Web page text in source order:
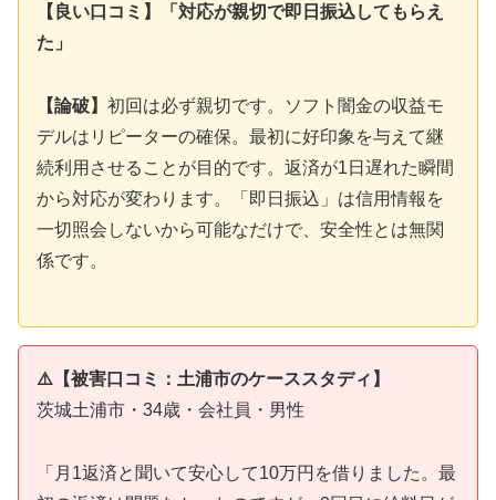
【良い口コミ】「対応が親切で即日振込してもらえ
た」
【論破】 初回は必ず親切です。ソフト闇金の収益モ
デルはリピーターの確保。最初に好印象を与えて継
続利用させることが目的です。返済が1日遅れた瞬間
から対応が変わります。「即日振込」は信用情報を
一切照会しないから可能なだけで、安全性とは無関
係です。
⚠️【被害口コミ：土浦市のケーススタディ】
茨城土浦市・34歳・会社員・男性
「月1返済と聞いて安心して10万円を借りました。最